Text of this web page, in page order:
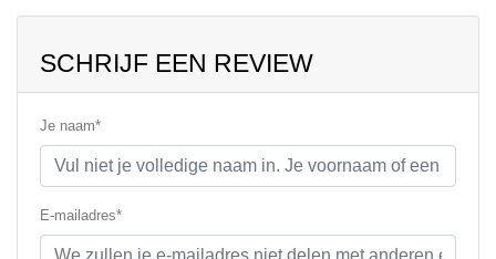
SCHRIJF EEN REVIEW
Je naam*
E-mailadres*